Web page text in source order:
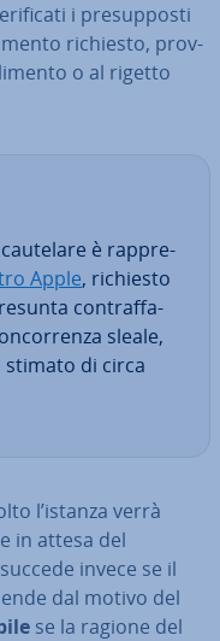
i pre­sup­po­sti
richiesto, prov­
o al rigetto
è rap­pre­
Apple, richiesto
con­traf­fa­
sleale,
stimato di circa
l’istanza verrà
in attesa del
invece se il
dal motivo del
se la ragione del